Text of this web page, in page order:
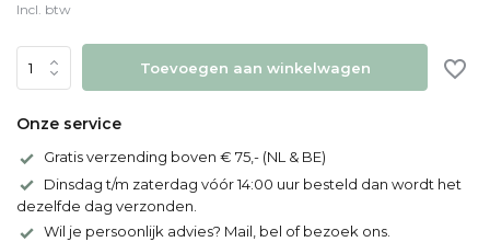
Incl. btw
Toevoegen aan winkelwagen
Onze service
Gratis verzending boven € 75,- (NL & BE)
Dinsdag t/m zaterdag vóór 14:00 uur besteld dan wordt het
dezelfde dag verzonden.
Wil je persoonlijk advies? Mail, bel of bezoek ons.